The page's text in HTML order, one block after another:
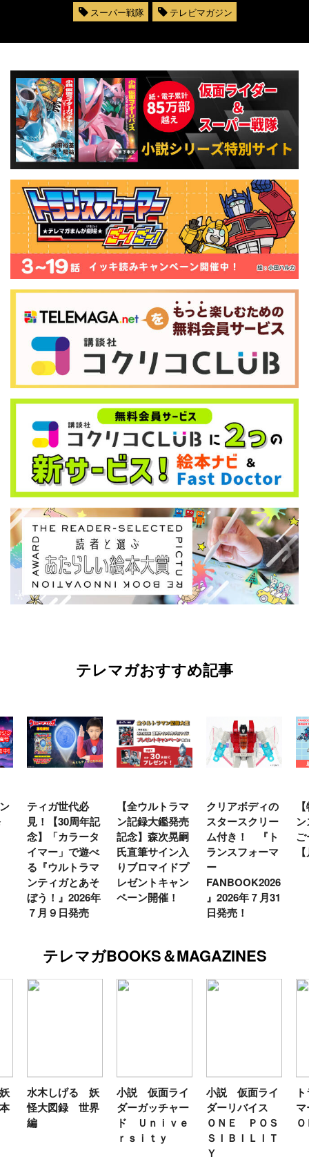
スーパー戦隊 テレビマガジン
テレマガおすすめ記事
記
【全ウルトラマ
ン記録大鑑発売
記念】森次晃嗣
氏直筆サイン入
りブロマイドプ
レゼントキャン
ペーン開催！
クリアボディの
スタースクリー
ム付き！ 『ト
ランスフォーマ
ー
FANBOOK2026
』2026年７月31
【特別編】トラ
ンスフォーマー
ごー！ごー！
【月イチ更新】
テレマガBOOKS＆MAGAZINES
妖
界
小説 仮面ライ
ダーガッチャー
小説 仮面ライ
ダーリバイス
ＯＮＥ ＰＯＳ
ＳＩＢＩＬＩＴ
トランスフォー
マーＦＡＮＢＯ
ＯＫ２０２６